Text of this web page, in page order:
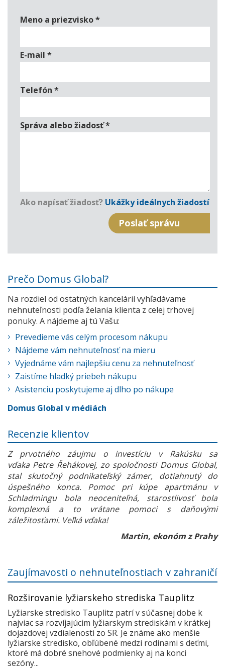
Meno a priezvisko*
E-mail *
Telefón *
Správa alebo žiadosť*
Ako napísať žiadosť? Ukážky ideálnych žiadostí
Prečo Domus Global?
Na rozdiel od ostatných kancelárií vyhľadávame
nehnuteľnosti podľa želania klienta z celej trhovej
ponuky. A nájdeme aj tú Vašu:
Prevedieme vás celým procesom nákupu
Nájdeme vám nehnuteľnosť na mieru
Vyjednáme vám najlepšiu cenu za nehnuteľnosť
Zaistíme hladký priebeh nákupu
Asistenciu poskytujeme aj dlho po nákupe
Domus Global v médiách
Recenzie klientov
Z prvotného záujmu o investíciu v Rakúsku sa
vďaka Petre Řehákovej, zo spoločnosti Domus Global,
stal skutočný podnikateľský zámer, dotiahnutý do
úspešného konca. Pomoc pri kúpe apartmánu v
Schladmingu bola neoceniteľná, starostlivosť bola
komplexná a to vrátane pomoci s daňovými
záležitosťami. Veľká vďaka!
Martin, ekonóm z Prahy
Zaujímavosti o nehnuteľnostiach v zahraničí
Rozširovanie lyžiarskeho strediska Tauplitz
Lyžiarske stredisko Tauplitz patrí v súčasnej dobe k
najviac sa rozvíjajúcim lyžiarskym strediskám v krátkej
dojazdovej vzdialenosti zo SR. Je známe ako menšie
lyžiarske stredisko, obľúbené medzi rodinami s deťmi,
ktoré má dobré snehové podmienky aj na konci
sezóny...